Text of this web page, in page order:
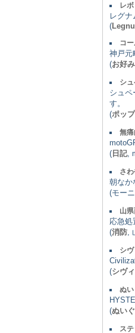
レ
レグ
(
コ
神戸元
(お好み
シ
シュペ
す。
(ポッ
無
( 日記,
さわ
朝なか
(モー
山
応急処
(消防 ,
シ
(シヴ
ぬ
(ぬい
ス